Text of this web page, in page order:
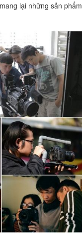
lại những sản phẩm